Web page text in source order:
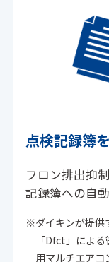
点検記録簿を
フロン排出抑
記録簿への自
※ダイキンが提供
「Dfct」によ
用マルチエアコ